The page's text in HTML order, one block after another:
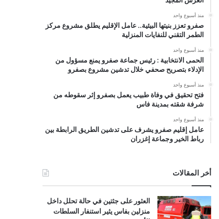
منذ أسبوع واحد
صفرو تعزز بنيتها البيئية.. عامل الإقليم يطلق مشروع مركز
الطمر التقني للنفايات المنزلية
منذ أسبوع واحد
الحمى الانتخابية : رئيس جماعة صفرو يمنع مسؤول من
الإدلاء بتصريح صحفي خلال تدشين مشروع بصفرو
منذ أسبوع واحد
فتح تحقيق في وفاة طبيب يعمل بصفرو إثر سقوطه من
شرفة شقته بمدينة فاس
منذ أسبوع واحد
عامل إقليم صفرو يشرف على تدشين الطريق الرابطة بين
رباط الخير وجماعة إغزران
أخر المقالات
العثور على جثتين في حالة تحلل داخل
منزلين بفاس يثير استنفار السلطات